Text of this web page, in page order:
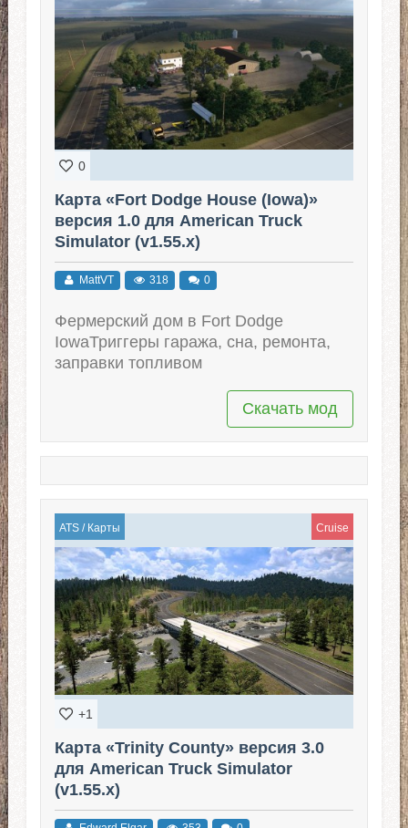
0
Карта «Fort Dodge House (Iowa)»
версия 1.0 для American Truck
Simulator (v1.55.x)
MattVT 318 0
Фермерский дом в Fort Dodge
IowaТриггеры гаража, сна, ремонта,
заправки топливом
Скачать мод
ATS/ Карты Cruise
+1
Карта «Trinity County» версия 3.0
для American Truck Simulator
(v1.55.x)